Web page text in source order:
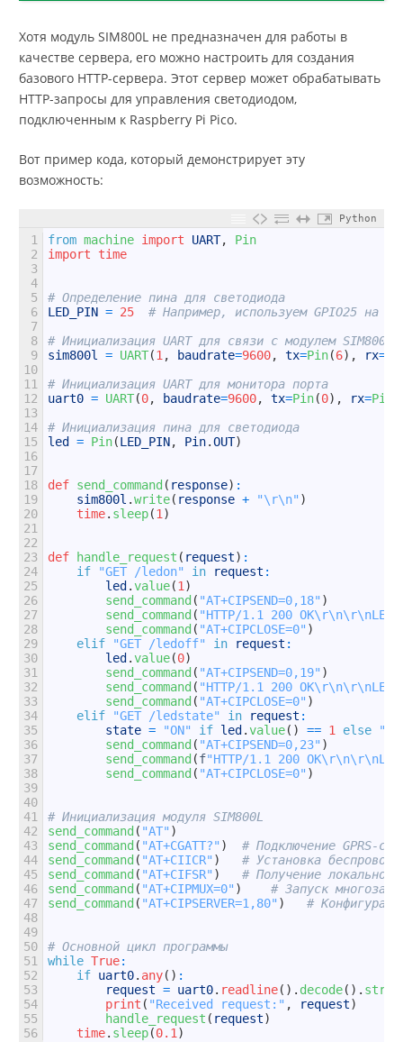
Хотя модуль SIM800L не предназначен для работы в
качестве сервера, его можно настроить для создания
базового HTTP-сервера. Этот сервер может обрабатывать
HTTP-запросы для управления светодиодом,
подключенным к Raspberry Pi Pico.
Вот пример кода, который демонстрирует эту
возможность:
Python
1
2
3
4
5
6
7
8
9
10
11
12
13
14
15
16
17
18
19
20
21
22
23
24
25
26
27
28
29
30
31
32
33
34
35
36
37
38
39
40
41
42
43
44
45
46
47
48
49
50
51
52
53
54
55
56
from machine import UART,
Pin
import
time
# Определение пина для светодиода
LED_PIN = 25
# Например, используем GPIO25 на
# Инициализация UART для связи с модулем SIM800L
sim800l
= UART(1 , baudrate=9600, tx=Pin(6) , rx=
# Инициализация UART для монитора порта
uart0 = UART(0, baudrate=9600, tx=Pin(0) , rx=Pin
# Инициализация пина для светодиода
led
= Pin(LED_PIN, Pin.OUT)
def send_command ( response) :
sim800l .write( response + "\r\n" )
time. sleep(1 )
def handle_request ( request) :
if
"GET /ledon" in request :
led .value(1 )
send_command ( "AT+CIPSEND=0,18" )
send_command ( "HTTP/1.1 200 OK\r\n\r\nLED
send_command ( "AT+CIPCLOSE=0" )
elif
"GET /ledoff" in request :
led .value(0)
send_command ( "AT+CIPSEND=0,19" )
send_command ( "HTTP/1.1 200 OK\r\n\r\nLED
send_command ( "AT+CIPCLOSE=0" )
elif
"GET /ledstate" in request :
state = "ON" if led .value( ) == 1 else
send_command ( "AT+CIPSEND=0,23" )
send_command (f"HTTP/1.1 200
send_command ( "AT+CIPCLOSE=0" )
# Инициализация модуля SIM800L
send_command ( "AT" )
send_command ( "AT+CGATT?" )
# Подключение GPRS-
send_command ( "AT+CIICR" )
# Установка
send_command ( "AT+CIFSR" )
# Получение
send_command ( "AT+CIPMUX=0" )
# Запуск
send_command ( "AT+CIPSERVER=1,80" ) #
# Основной цикл программы
while True:
if uart0. any( ) :
request = uart0. readline( ) . decode( ) . strip
print ( "Received request:" , request)
handle_request ( request)
time. sleep(0.1 )